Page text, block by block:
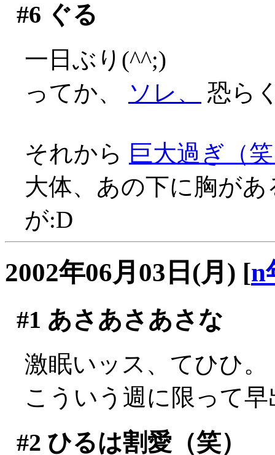
#6 ぐる
一日ぶり(^^;)
ってか、
ソレ、 恐ら
それから 巨大過ぎ（
大体、あの下に胸が
が:D
2002年06月03日(月) [n
#1 あさあさあさな
激眠いッス、てひひ。
こういう週に限って
#2 ひるは割愛（笑）